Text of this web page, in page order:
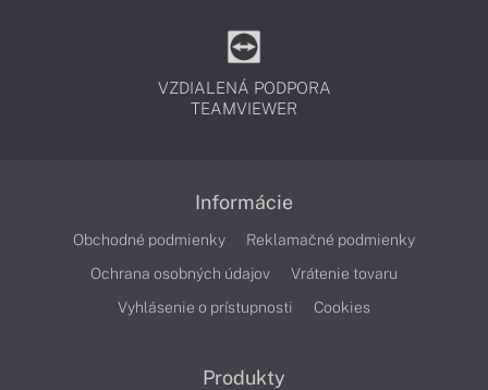
VZDIALENÁ PODPORA
TEAMVIEWER
Informácie
Obchodné podmienky
Reklamačné podmienky
Ochrana osobných údajov
Vrátenie tovaru
Vyhlásenie o prístupnosti
Cookies
Produkty